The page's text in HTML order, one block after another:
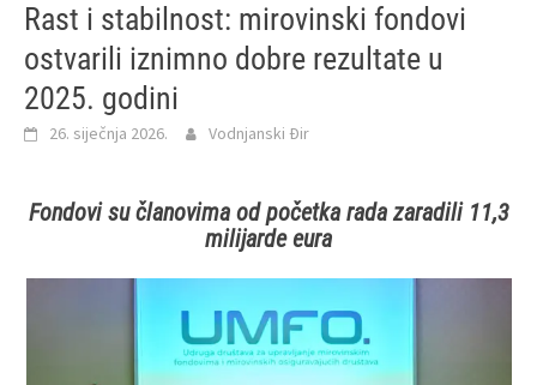
Rast i stabilnost: mirovinski fondovi
ostvarili iznimno dobre rezultate u
2025. godini
26. siječnja 2026. Vodnjanski Đir
Fondovi su članovima od početka rada zaradili 11,3
milijarde eura